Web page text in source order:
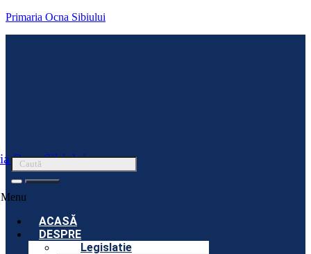
Primaria Ocna Sibiului
Ocna Sibiului
Menu
ACASĂ
DESPRE
Legislatie